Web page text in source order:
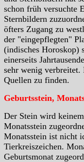
schon früh versuchte
Sternbildern
öfters Zugang zu
der "eingepflegten"
(indisches Horoskop)
einerseits
sehr wenig verbreitet.
Quellen zu finden.
Geburtsstein,
Der Stein wird
Monatsstein
Monatsstein ist nicht
Tierkreiszeichen.
Geburtsmonat